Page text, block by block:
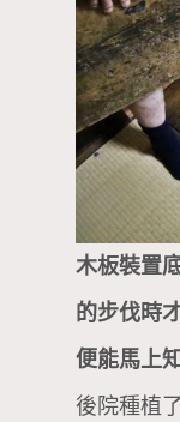
木板裝置
的步伐時
便能馬上
後院種植